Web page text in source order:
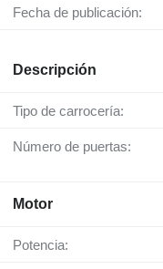
Fecha de publicación:
Descripción
Tipo de carrocería:
Número de puertas:
Motor
Potencia: